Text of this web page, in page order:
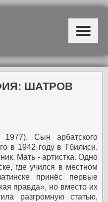
ШАТРОВ
Сын арбатского
в 1942 году в Тбилиси.
Мать - артистка. Одно
где учился в местном
принёс первые
правда», но вместо их
разгромную статью,